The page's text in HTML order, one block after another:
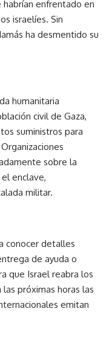
enfrentado en
israelíes. Sin
ha desmentido su
humanitaria
civil de Gaza,
suministros para
sobre la
enclave,
militar.
conocer detalles
de ayuda o
que Israel reabra los
próximas horas las
emitan